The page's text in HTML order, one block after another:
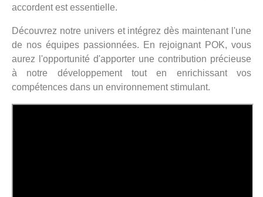
accordent est essentielle.
Découvrez notre univers et intégrez dès maintenant l'une
de nos équipes passionnées. En rejoignant POK, vous
aurez l'opportunité d'apporter une contribution précieuse
à notre développement tout en enrichissant vos
compétences dans un environnement stimulant.